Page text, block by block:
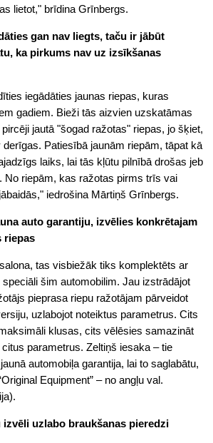
lietot," brīdina Grīnbergs.
gan nav liegts, taču ir jābūt
ka pirkums nav uz izsīkšanas
iegādāties jaunas riepas, kuras
gadiem. Bieži tās aizvien uzskatāmas
jautā "šogad ražotas" riepas, jo šķiet,
Patiesībā jaunām riepām, tāpat kā
laiks, lai tās kļūtu pilnībā drošas jeb
No riepām, kas ražotas pirms trīs vai
iedrošina Mārtiņš Grīnbergs.
auto garantiju, izvēlies konkrētajam
riepas
tas visbiežāk tiks komplektēts ar
šim automobilim. Jau izstrādājot
pieprasa riepu ražotājam pārveidot
uzlabojot noteiktus parametrus. Cits
klusas, cits vēlēsies samazināt
parametrus. Zeltiņš iesaka – tie
automobiļa garantija, lai to saglabātu,
Equipment” – no angļu val.
uzlabo braukšanas pieredzi